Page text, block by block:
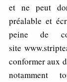
et ne peut
préalable et
peine de
site
conformer aux
notamment